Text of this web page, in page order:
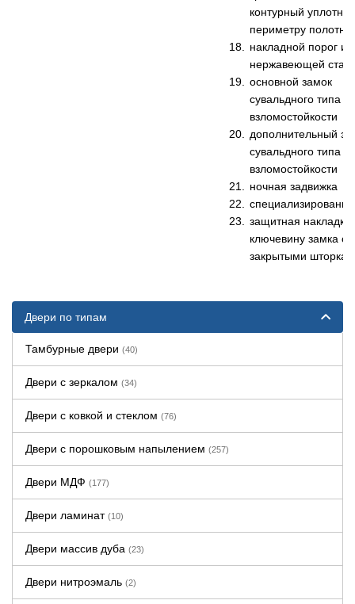
контурный
периметру полотна
накладной порог из
нержавеющей
основной замок
сувальдного типа 2
взломостойкости
дополнительный
сувальдного типа 4
взломостойкости
ночная задвижка
защитная накладка
ключевину замка с
закрытыми
Двери по типам
Тамбурные двери (40)
Двери с зеркалом (34)
Двери с ковкой и стеклом (76)
Двери с порошковым напылением (257)
Двери МДФ (177)
Двери ламинат (10)
Двери массив дуба (23)
Двери нитроэмаль (2)